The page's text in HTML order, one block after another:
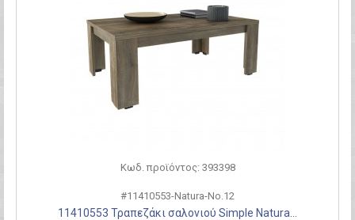
Κωδ. προϊόντος: 393398
#11410553-Natura-Νο.12
11410553 Τραπεζάκι σαλονιού Simple Natura...